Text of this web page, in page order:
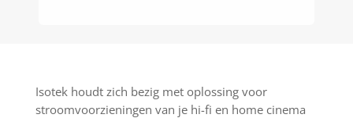
Isotek houdt zich bezig met oplossing voor
stroomvoorzieningen van je hi-fi en home cinema